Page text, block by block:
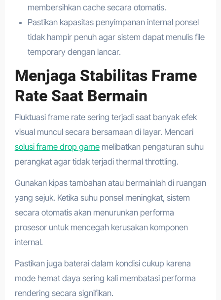
membersihkan cache secara otomatis.
Pastikan kapasitas penyimpanan internal ponsel
tidak hampir penuh agar sistem dapat menulis file
temporary dengan lancar.
Menjaga Stabilitas Frame
Rate Saat Bermain
Fluktuasi frame rate sering terjadi saat banyak efek
visual muncul secara bersamaan di layar. Mencari
solusi frame drop gamemelibatkan pengaturan suhu
perangkat agar tidak terjadi thermal throttling.
Gunakan kipas tambahan atau bermainlah di ruangan
yang sejuk. Ketika suhu ponsel meningkat, sistem
secara otomatis akan menurunkan performa
prosesor untuk mencegah kerusakan komponen
internal.
Pastikan juga baterai dalam kondisi cukup karena
mode hemat daya sering kali membatasi performa
rendering secara signifikan.